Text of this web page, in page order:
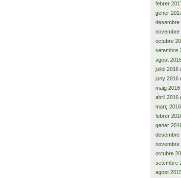
febrer
gener
desembre
novembre
octubre
setembre
agost
juliol 2016
juny 2016
maig 2016
abril 2016
març 2016
febrer
gener
desembre
novembre
octubre
setembre
agost